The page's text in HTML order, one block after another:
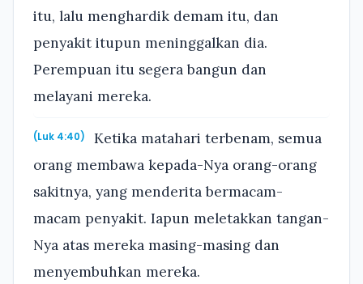
itu, lalu menghardik demam itu, dan
penyakit itupun meninggalkan dia.
Perempuan itu segera bangun dan
melayani mereka.
(Luk 4:40)
Ketika matahari terbenam, semua
orang membawa kepada-Nya orang-orang
sakitnya, yang menderita bermacam-
macam penyakit. Iapun meletakkan tangan-
Nya atas mereka masing-masing dan
menyembuhkan mereka.